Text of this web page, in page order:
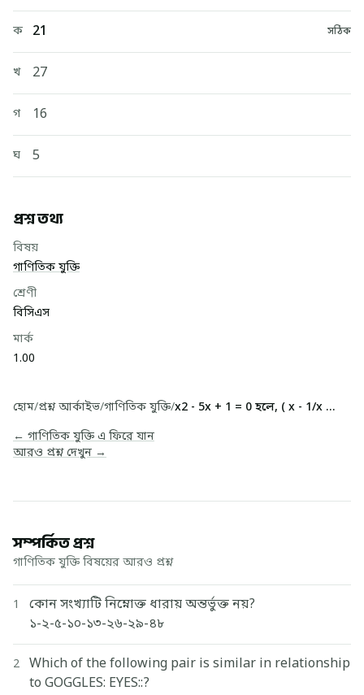
ক 21 সঠিক
খ 27
গ 16
ঘ 5
প্রশ্ন তথ্য
বিষয়
গাণিতিক যুক্তি
শ্রেণী
বিসিএস
মার্ক
1.00
হোম/প্রশ্ন আর্কাইভ/গাণিতিক যুক্তি/
x2 - 5x + 1 = 0 হলে, ( x - 1/x )2 এর মান কত?
← গাণিতিক যুক্তি এ ফিরে যান
আরও প্রশ্ন দেখুন →
সম্পর্কিত প্রশ্ন
গাণিতিক যুক্তি বিষয়ের আরও প্রশ্ন
1
কোন সংখ্যাটি নিম্নোক্ত ধারায় অন্তর্ভুক্ত নয়?
১-২-৫-১০-১৩-২৬-২৯-৪৮
2
Which of the following pair is similar in relationship
to GOGGLES: EYES::?